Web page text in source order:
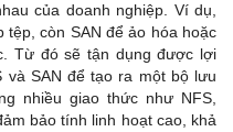
của doanh nghiệp. Ví dụ,
tệp, còn SAN để ảo hóa hoặc
Từ đó sẽ tận dụng được lợi
và SAN để tạo ra một bộ lưu
nhiều giao thức như NFS,
bảo tính linh hoạt cao, khả